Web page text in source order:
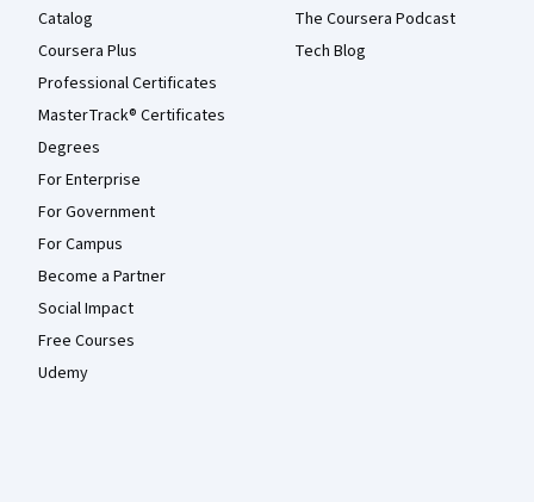
Catalog
Coursera Plus
Professional Certificates
MasterTrack® Certificates
Degrees
For Enterprise
For Government
For Campus
Become a Partner
Social Impact
Free Courses
Udemy
The Coursera Podcast
Tech Blog